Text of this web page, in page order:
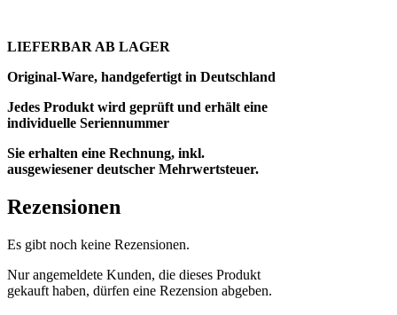
LIEFERBAR AB LAGER
Original-Ware, handgefertigt in Deutschland
Jedes Produkt wird geprüft und erhält eine
individuelle Seriennummer
Sie erhalten eine Rechnung, inkl.
ausgewiesener deutscher Mehrwertsteuer.
Rezensionen
Es gibt noch keine Rezensionen.
Nur angemeldete Kunden, die dieses Produkt
gekauft haben, dürfen eine Rezension abgeben.